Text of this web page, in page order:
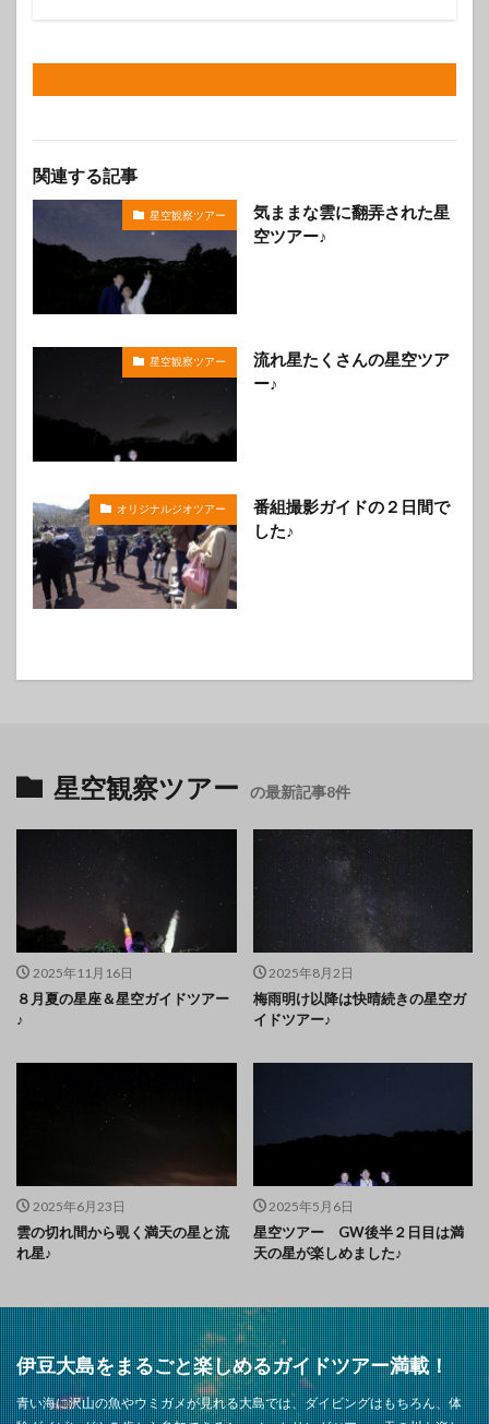
関連する記事
星空観察ツアー
気ままな雲に翻弄された星
空ツアー♪
星空観察ツアー
流れ星たくさんの星空ツア
ー♪
オリジナルジオツアー
番組撮影ガイドの２日間で
した♪
星空観察ツアー の最新記事8件
2025年11月16日
８月夏の星座＆星空ガイドツアー
♪
2025年8月2日
梅雨明け以降は快晴続きの星空ガ
イドツアー♪
2025年6月23日
雲の切れ間から覗く満天の星と流
れ星♪
2025年5月6日
星空ツアー GW後半２日目は満
天の星が楽しめました♪
伊豆大島をまるごと楽しめるガイドツアー満載！
青い海に沢山の魚やウミガメが見れる大島では、ダイビングはもちろん、体